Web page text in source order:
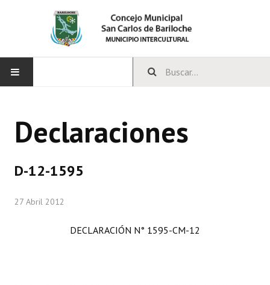
CONCEJO
Comisiones Especiales
Declaraciones
D-12-1595
27 Abril 2012
DECLARACIÓN N° 1595-CM-12